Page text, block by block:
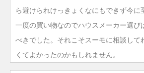
ら避けられけっきょくなにもできず今に
一度の買い物なのでハウスメーカー選び
べきでした。それこそスーモに相談して
くてよかったのかもしれません。